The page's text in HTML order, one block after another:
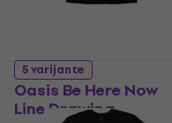
5 varijante
Oasis Be Here Now
Line Drawing